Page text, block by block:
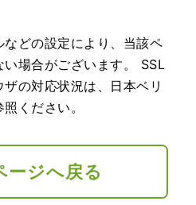
などの設定により、当該ペ
場合がございます。 SSL
の対応状況は、日本ベリ
ください。
ージへ戻る